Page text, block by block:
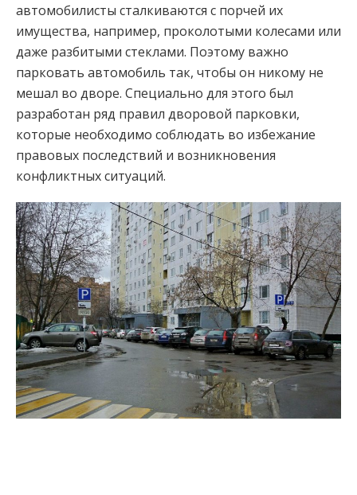
автомобилисты сталкиваются с порчей их
имущества, например, проколотыми колесами или
даже разбитыми стеклами. Поэтому важно
парковать автомобиль так, чтобы он никому не
мешал во дворе. Специально для этого был
разработан ряд правил дворовой парковки,
которые необходимо соблюдать во избежание
правовых последствий и возникновения
конфликтных ситуаций.